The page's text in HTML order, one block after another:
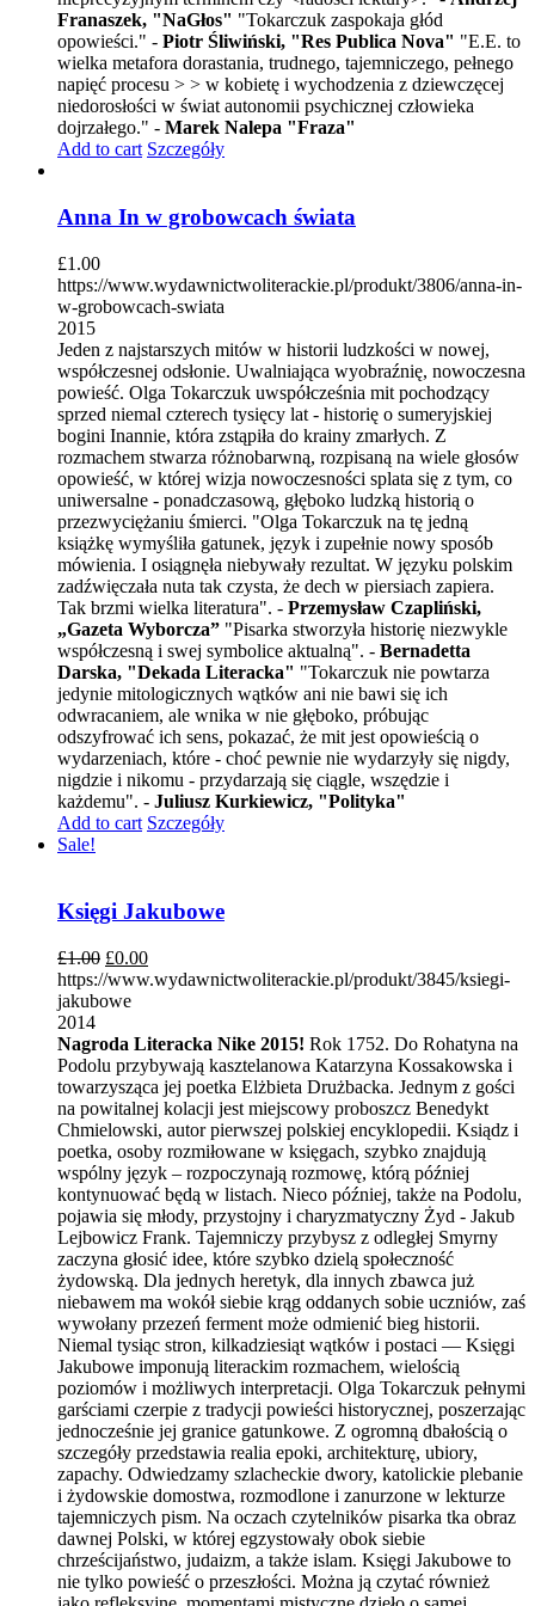
Franaszek, "NaGłos" "Tokarczuk zaspokaja głód
opowieści." - Piotr Śliwiński, "Res Publica Nova" "E.E. to
wielka metafora dorastania, trudnego, tajemniczego, pełnego
napięć procesu > > w kobietę i wychodzenia z dziewczęcej
niedorosłości w świat autonomii psychicznej człowieka
dojrzałego." - Marek Nalepa "Fraza"
Add to cart Szczegóły
Anna In w grobowcach świata
£1.00
https://www.wydawnictwoliterackie.pl/produkt/3806/anna-in-
w-grobowcach-swiata
2015
Jeden z najstarszych mitów w historii ludzkości w nowej,
współczesnej odsłonie. Uwalniająca wyobraźnię, nowoczesna
powieść. Olga Tokarczuk uwspółcześnia mit pochodzący
sprzed niemal czterech tysięcy lat - historię o sumeryjskiej
bogini Inannie, która zstąpiła do krainy zmarłych. Z
rozmachem stwarza różnobarwną, rozpisaną na wiele głosów
opowieść, w której wizja nowoczesności splata się z tym, co
uniwersalne - ponadczasową, głęboko ludzką historią o
przezwyciężaniu śmierci. "Olga Tokarczuk na tę jedną
książkę wymyśliła gatunek, język i zupełnie nowy sposób
mówienia. I osiągnęła niebywały rezultat. W języku polskim
zadźwięczała nuta tak czysta, że dech w piersiach zapiera.
Tak brzmi wielka literatura". - Przemysław Czapliński,
„Gazeta Wyborcza” "Pisarka stworzyła historię niezwykle
współczesną i swej symbolice aktualną". - Bernadetta
Darska, "Dekada Literacka" "Tokarczuk nie powtarza
jedynie mitologicznych wątków ani nie bawi się ich
odwracaniem, ale wnika w nie głęboko, próbując
odszyfrować ich sens, pokazać, że mit jest opowieścią o
wydarzeniach, które - choć pewnie nie wydarzyły się nigdy,
nigdzie i nikomu - przydarzają się ciągle, wszędzie i
każdemu". - Juliusz Kurkiewicz, "Polityka"
Add to cart Szczegóły
Sale!
Księgi Jakubowe
£1.00 £0.00
https://www.wydawnictwoliterackie.pl/produkt/3845/ksiegi-
jakubowe
2014
Nagroda Literacka Nike 2015! Rok 1752. Do Rohatyna na
Podolu przybywają kasztelanowa Katarzyna Kossakowska i
towarzysząca jej poetka Elżbieta Drużbacka. Jednym z gości
na powitalnej kolacji jest miejscowy proboszcz Benedykt
Chmielowski, autor pierwszej polskiej encyklopedii. Ksiądz i
poetka, osoby rozmiłowane w księgach, szybko znajdują
wspólny język – rozpoczynają rozmowę, którą później
kontynuować będą w listach. Nieco później, także na Podolu,
pojawia się młody, przystojny i charyzmatyczny Żyd - Jakub
Lejbowicz Frank. Tajemniczy przybysz z odległej Smyrny
zaczyna głosić idee, które szybko dzielą społeczność
żydowską. Dla jednych heretyk, dla innych zbawca już
niebawem ma wokół siebie krąg oddanych sobie uczniów, zaś
wywołany przezeń ferment może odmienić bieg historii.
Niemal tysiąc stron, kilkadziesiąt wątków i postaci — Księgi
Jakubowe imponują literackim rozmachem, wielością
poziomów i możliwych interpretacji. Olga Tokarczuk pełnymi
garściami czerpie z tradycji powieści historycznej, poszerzając
jednocześnie jej granice gatunkowe. Z ogromną dbałością o
szczegóły przedstawia realia epoki, architekturę, ubiory,
zapachy. Odwiedzamy szlacheckie dwory, katolickie plebanie
i żydowskie domostwa, rozmodlone i zanurzone w lekturze
tajemniczych pism. Na oczach czytelników pisarka tka obraz
dawnej Polski, w której egzystowały obok siebie
chrześcijaństwo, judaizm, a także islam. Księgi Jakubowe to
nie tylko powieść o przeszłości. Można ją czytać również